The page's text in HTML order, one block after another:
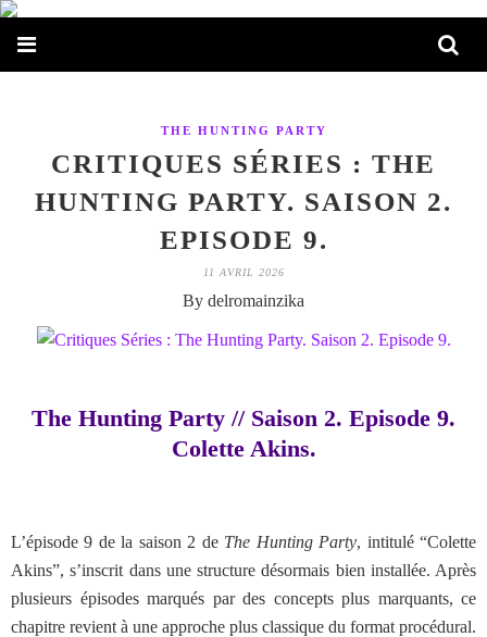
THE HUNTING PARTY
CRITIQUES SÉRIES : THE
HUNTING PARTY. SAISON 2.
EPISODE 9.
11 AVRIL 2026
By delromainzika
The Hunting Party // Saison 2. Episode 9.
Colette Akins.
L’épisode 9 de la saison 2 de The Hunting Party, intitulé “Colette
Akins”, s’inscrit dans une structure désormais bien installée. Après
plusieurs épisodes marqués par des concepts plus marquants, ce
chapitre revient à une approche plus classique du format procédural.